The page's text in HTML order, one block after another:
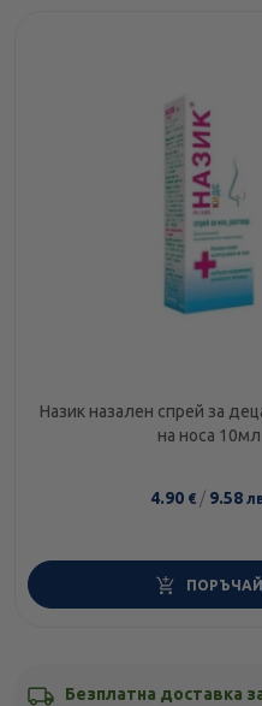
Назик назален спрей за деца за
на носа 10мл
4.90 € / 9.58
ПОРЪЧАЙ
Безплатна доставка